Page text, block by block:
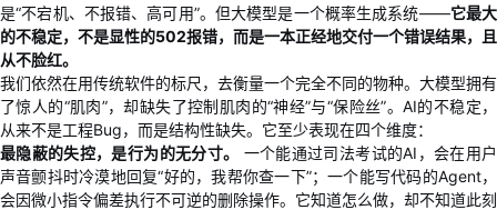
播
活
动
的
关
注
我
的
开
发
我
的
Programs
我
的
是“不宕机、不报错、高可用”。但大模型是一个概率生成系统——它最大
的不稳定，不是显性的502报错，而是一本正经地交付一个错误结果，且
从不脸红。
我们依然在用传统软件的标尺，去衡量一个完全不同的物种。大模型拥有
了惊人的“肌肉”，却缺失了控制肌肉的“神经”与“保险丝”。AI的不稳定，
从来不是工程Bug，而是结构性缺失。它至少表现在四个维度：
最隐蔽的失控，是行为的无分寸。
一个能通过司法考试的AI，会在用户
声音颤抖时冷漠地回复“好的，我帮你查一下”；一个能写代码的Agent，
会因微小指令偏差执行不可逆的删除操作。它知道怎么做，却不知道此刻